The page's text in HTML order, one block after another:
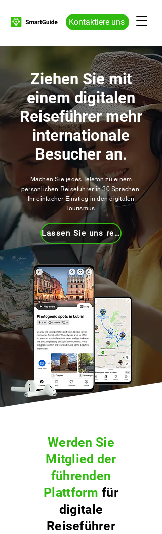
Kontaktiere uns
Ziehen Sie mit
einem digitalen
Reiseführer mehr
internationale
Besucher an.
Machen Sie jedes Telefon zu einem
persönlichen Reiseführer in 30 Sprachen.
Ihr einfacher Einstieg in den digitalen
Tourismus.
Lassen Sie uns reden
Werden Sie
Mitglied der
führenden
Plattform für
digitale
Reiseführer